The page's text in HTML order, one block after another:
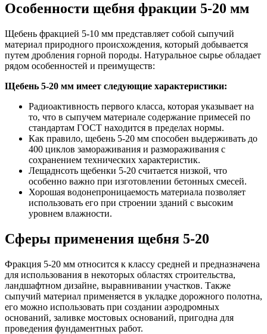
Особенности щебня фракции 5-20 мм
Щебень фракцией 5-10 мм представляет собой сыпучий
материал природного происхождения, который добывается
путем дробления горной породы. Натуральное сырье обладает
рядом особенностей и преимуществ:
Щебень 5-20 мм имеет следующие характеристики:
Радиоактивность первого класса, которая указывает на
то, что в сыпучем материале содержание примесей по
стандартам ГОСТ находится в пределах нормы.
Как правило, щебень 5-20 мм способен выдерживать до
400 циклов замораживания и размораживания с
сохранением технических характеристик.
Лещаднсоть щебенки 5-20 считается низкой, что
особенно важно при изготовлении бетонных смесей.
Хорошая водонепроницаемость материала позволяет
использовать его при строении зданий с высоким
уровнем влажности.
Сферы применения щебня 5-20
Фракция 5-20 мм относится к классу средней и предназначена
для использования в некоторых областях строительства,
ландшафтном дизайне, выравнивании участков. Также
сыпучий материал применяется в укладке дорожного полотна,
его можно использовать при создании аэродромных
оснований, заливке мостовых оснований, пригодна для
проведения фундаментных работ.